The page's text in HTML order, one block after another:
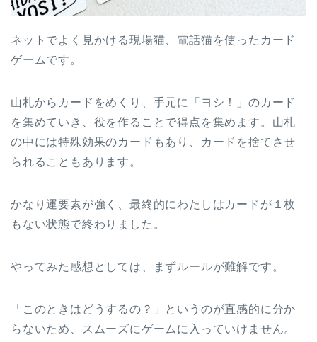
ネットでよく見かける現場猫、電話猫を使ったカード
ゲームです。
山札からカードをめくり、手元に「ヨシ！」のカード
を集めていき、役を作ることで得点を集めます。山札
の中には特殊効果のカードもあり、カードを捨てさせ
られることもあります。
かなり運要素が強く、最終的にわたしはカードが１枚
もない状態で終わりました。
やってみた感想としては、まずルールが難解です。
「このときはどうするの？」というのが直感的に分か
らないため、スムーズにゲームに入っていけません。